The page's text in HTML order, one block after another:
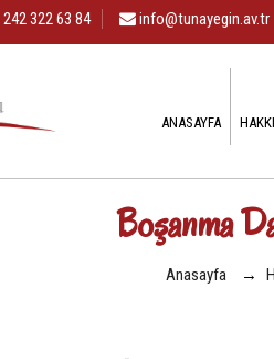
242 322 63 84 info@tunayegin.av.tr
ANASAYFA
Boşanma
Anasayfa →